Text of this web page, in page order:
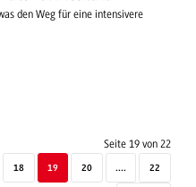
den Weg für eine intensivere
Seite 19 von 22
18 19 20 .... 22